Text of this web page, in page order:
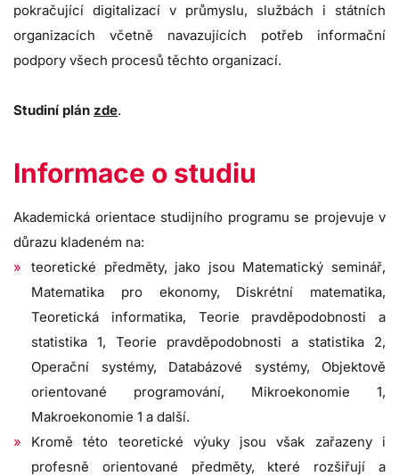
pokračující digitalizací v průmyslu, službách i státních
organizacích včetně navazujících potřeb informační
podpory všech procesů těchto organizací.
Studiní plán zde.
Informace o studiu
Akademická orientace studijního programu se projevuje v
důrazu kladeném na:
teoretické předměty, jako jsou Matematický seminář,
Matematika pro ekonomy, Diskrétní matematika,
Teoretická informatika, Teorie pravděpodobnosti a
statistika 1, Teorie pravděpodobnosti a statistika 2,
Operační systémy, Databázové systémy, Objektově
orientované programování, Mikroekonomie 1,
Makroekonomie 1 a další.
Kromě této teoretické výuky jsou však zařazeny i
profesně orientované předměty, které rozšiřují a